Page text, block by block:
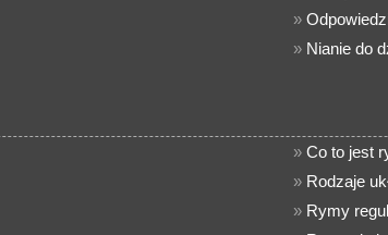
»
» Nianie do
» Co to jest
» Rodzaje
» Rymy